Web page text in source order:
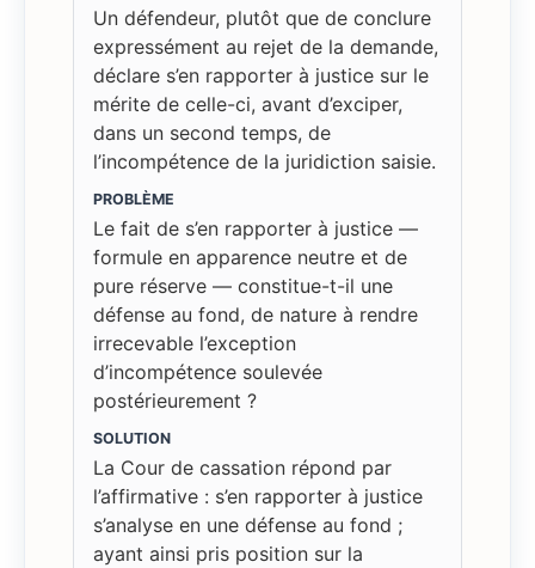
Un défendeur, plutôt que de conclure
expressément au rejet de la demande,
déclare s’en rapporter à justice sur le
mérite de celle-ci, avant d’exciper,
dans un second temps, de
l’incompétence de la juridiction saisie.
PROBLÈME
Le fait de s’en rapporter à justice —
formule en apparence neutre et de
pure réserve — constitue-t-il une
défense au fond, de nature à rendre
irrecevable l’exception
d’incompétence soulevée
postérieurement ?
SOLUTION
La Cour de cassation répond par
l’affirmative : s’en rapporter à justice
s’analyse en une défense au fond ;
ayant ainsi pris position sur la